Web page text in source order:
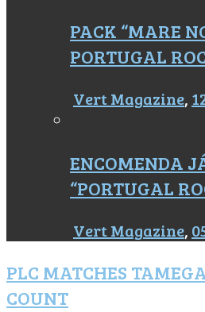
PACK “MARE
PORTUGAL
Vert Magazine,
ENCOMENDA
“PORTUGAL
Vert Magazine,
PLC MATCHES
COUNT